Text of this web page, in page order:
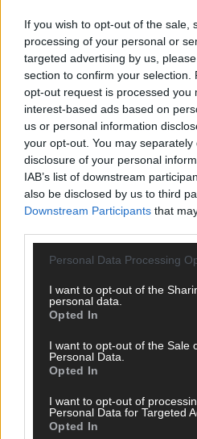
If you wish to opt-out of the sale,
processing of your personal or
targeted advertising by us,
section to confirm your selection.
opt-out request is processed you
interest-based ads based on
us or personal information
your opt-out. You may
disclosure of your personal
IAB’s list of downstream
also be disclosed by us to third
Downstream Participants that
Personal Data Processing
I want to opt-out of the
personal data.
Opted In
I want to opt-out of the Sale
Personal Data.
Opted In
I want to opt-out of
Personal Data for Targeted
Opted In
Mai 2026
EXTRA
Eurovision Song Contest 2026:
Abend in Bildern
Mai 2026
AD
WERBE BEI UNS!